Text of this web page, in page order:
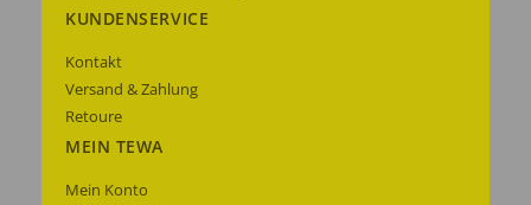
KUNDENSERVICE
Kontakt
Versand & Zahlung
Retoure
MEIN TEWA
Mein Konto